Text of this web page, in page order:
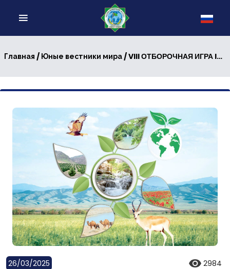
Главная / Юные вестники мира/ VIII ОТБОРОЧНАЯ ИГРА IV СЕЗОНА ИНТЕЛЛЕКТУАЛЬНОГО КОНКУРСА «ЮНЫЕ ВЕСТНИКИ МИРА» ПО ТЕМЕ «ЭКОЛОГИЧЕСКАЯ ДИПЛОМАТИЯ ТУРКМЕНИСТАНА: МЕЖДУНАРОДНОЕ СОТРУДНИЧЕСТВО ДЛЯ ЗАЩИТЫ ЧИСТОТЫ ОКРУЖАЮЩЕЙ СРЕДЫ»
26/03/2025 2984